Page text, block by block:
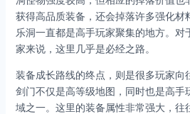
获得高品质装备，还会掉落许多强化材
乐洞一直都是高手玩家聚集的地方。对
家来说，这里几乎是必经之路。
装备成长路线的终点，则是很多玩家向
剑门不仅是高等级地图，同时也是高手
域之一。这里的装备属性非常强大，往